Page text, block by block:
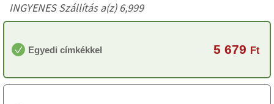
INGYENES Szállítás a(z) 6,999
Egyedi címkékkel 5 679 Ft